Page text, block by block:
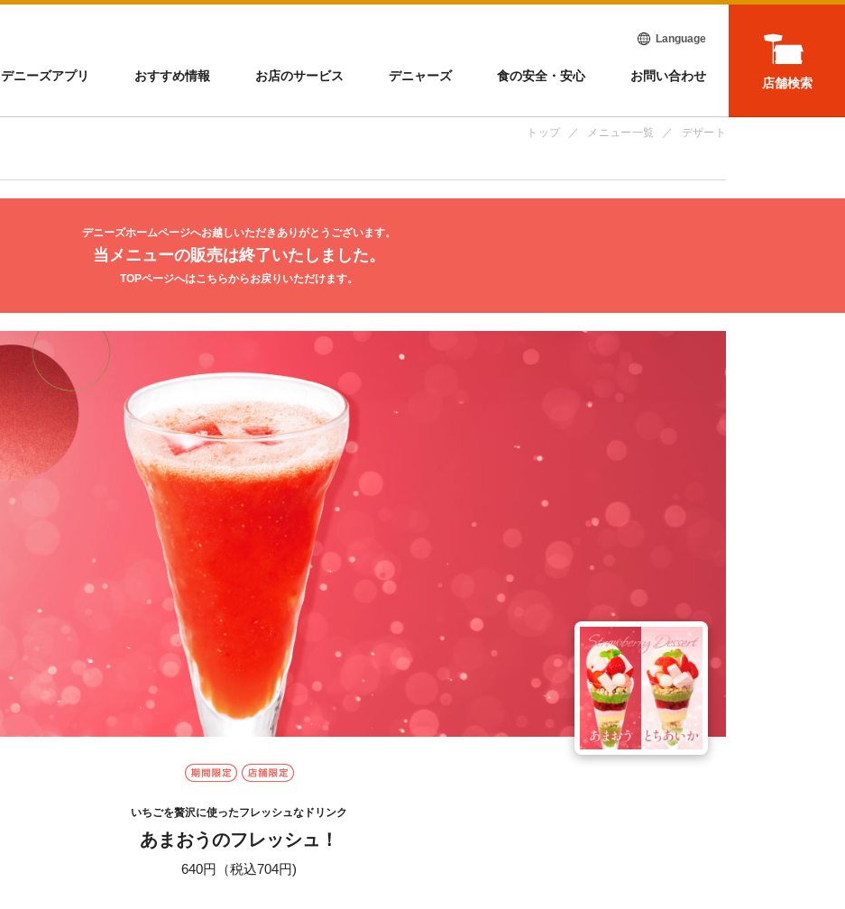
デニーズアプリ おすすめ情報 お店のサービス デニャーズ 食の安全・安心 お問い合わせ
Language
店舗検索
トップ メニュー一覧 デザート
デニーズホームページへお越しいただきありがとうございます。
当メニューの販売は終了いたしました。
TOPページへはこちらからお戻りいただけます。
いちごを贅沢に使ったフレッシュなドリンク
あまおうのフレッシュ！
640円（税込704円)